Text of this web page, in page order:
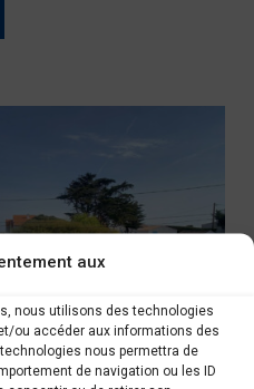
aux
nous utilisons des technologies
ou accéder aux informations des
nous permettra de
de navigation ou les ID